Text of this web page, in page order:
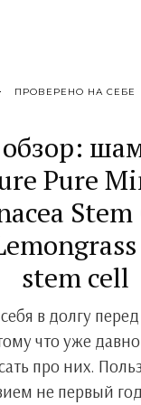
ПРОВЕРЕНО НА СЕБЕ
Pure
stem cell
в долгу
что уже
про них.
не первый